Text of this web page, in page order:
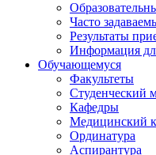
Часто
Результаты
Информация
Обучающемуся
Факультеты
Студенческий
Кафедры
Медицинский
Ординатура
Аспирантура